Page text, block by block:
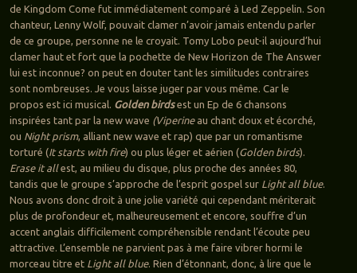
de Kingdom Come fut immédiatement comparé à Led Zeppelin. Son
chanteur, Lenny Wolf, pouvait clamer n’avoir jamais entendu parler
de ce groupe, personne ne le croyait. Tomy Lobo peut-il aujourd’hui
clamer haut et fort que la pochette de New Horizon de The Answer
lui est inconnue? on peut en douter tant les similitudes contraires
sont nombreuses. Je vous laisse juger par vous même. Car le
propos est ici musical. Golden birdsest un Ep de 6 chansons
inspirées tant par la new wave (Viperineau chant doux et écorché,
ou Night prism, alliant new wave et rap) que par un romantisme
torturé (It starts with fire) ou plus léger et aérien (Golden birds).
Erase it allest, au milieu du disque, plus proche des années 80,
tandis que le groupe s’approche de l’esprit gospel sur Light all blue.
Nous avons donc droit à une jolie variété qui cependant mériterait
plus de profondeur et, malheureusement et encore, souffre d’un
accent anglais difficilement compréhensible rendant l’écoute peu
attractive. L’ensemble ne parvient pas à me faire vibrer hormi le
morceau titre et Light all blue. Rien d’étonnant, donc, à lire que le